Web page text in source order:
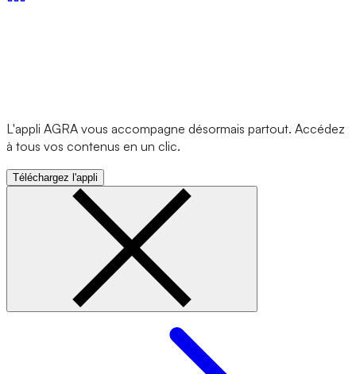
L'appli AGRA vous accompagne désormais partout. Accédez
à tous vos contenus en un clic.
Téléchargez l'appli